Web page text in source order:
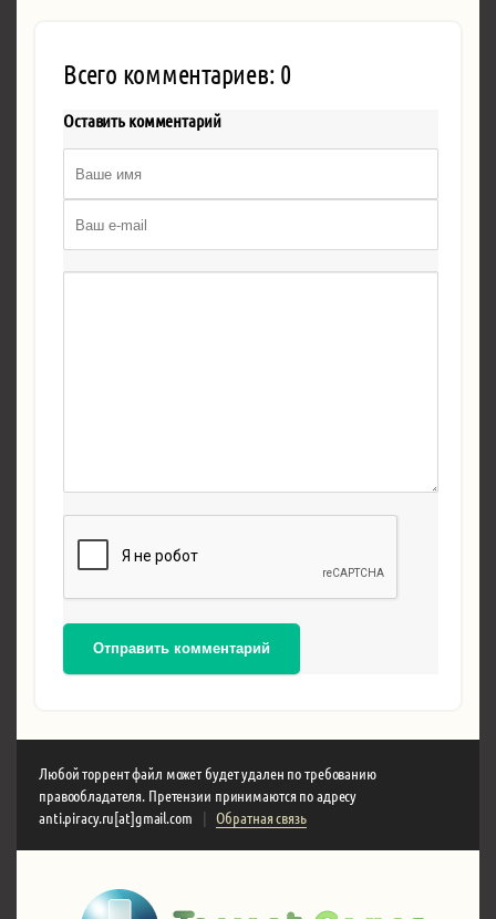
Всего комментариев: 0
Оставить комментарий
Отправить комментарий
Любой торрент файл может будет удален по требованию
правообладателя. Претензии принимаются по адресу
anti.piracy.ru[at]gmail.com
| Обратная связь